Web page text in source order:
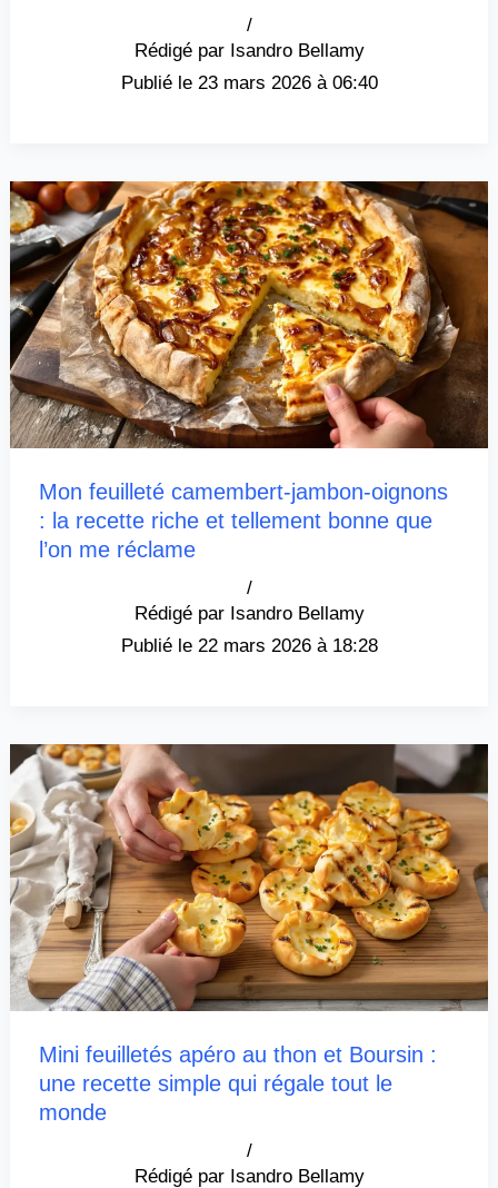
Isandro Bellamy
/
23 mars 2026 à 06:40
Mon feuilleté camembert-jambon-oignons
: la recette riche et tellement bonne que
l’on me réclame
Isandro Bellamy
/
22 mars 2026 à 18:28
Mini feuilletés apéro au thon et Boursin :
une recette simple qui régale tout le
monde
Isandro Bellamy
/